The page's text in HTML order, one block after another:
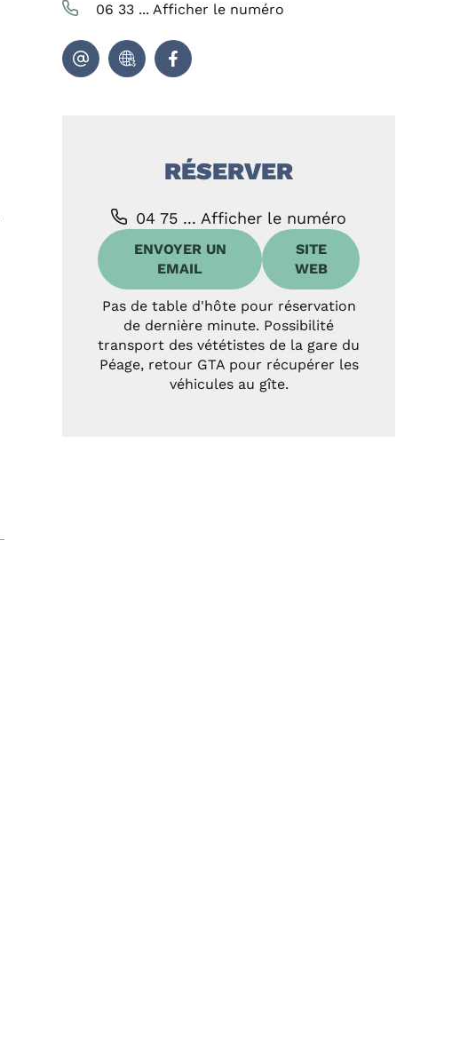
06 33 ... Afficher le numéro
RÉSERVER
04 75 ... Afficher le numéro
ENVOYER UN
EMAIL
SITE
WEB
Pas de table d'hôte pour réservation
de dernière minute. Possibilité
transport des vététistes de la gare du
Péage, retour GTA pour récupérer les
véhicules au gîte.